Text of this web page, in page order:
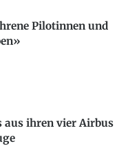
Pilotinnen und
aus ihren vier Airbus